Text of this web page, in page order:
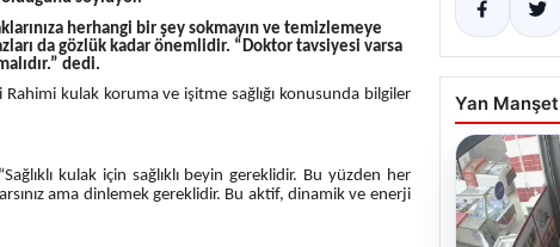
herhangi bir şey sokmayın ve temizlemeye
da gözlük kadar önemlidir. “Doktor tavsiyesi varsa
dedi.
kulak koruma ve işitme sağlığı konusunda bilgiler
kulak için sağlıklı beyin gereklidir. Bu yüzden her
ama dinlemek gereklidir. Bu aktif, dinamik ve enerji
Yan Manşet